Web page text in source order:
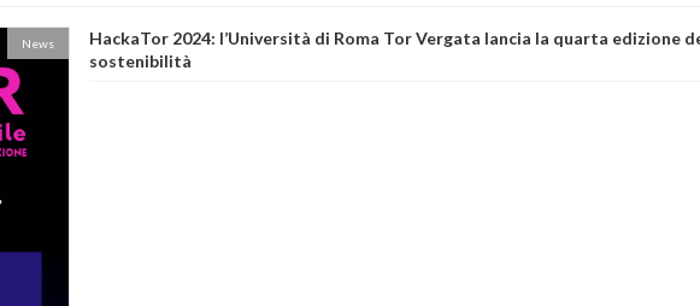
News
HackaTor 2024: l’Università di Roma Tor Vergata lancia la quarta edizione
sostenibilità